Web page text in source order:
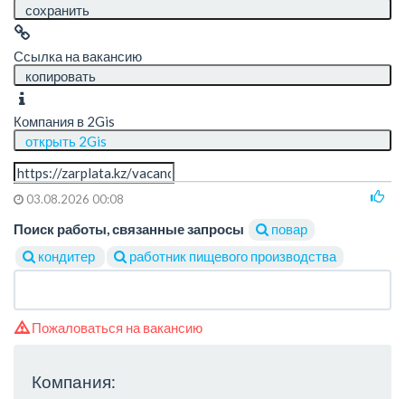
сохранить
Ссылка на вакансию
копировать
Компания в 2Gis
открыть 2Gis
03.08.2026 00:08
Поиск работы, связанные запросы
повар
кондитер
работник пищевого производства
Пожаловаться на вакансию
Компания: